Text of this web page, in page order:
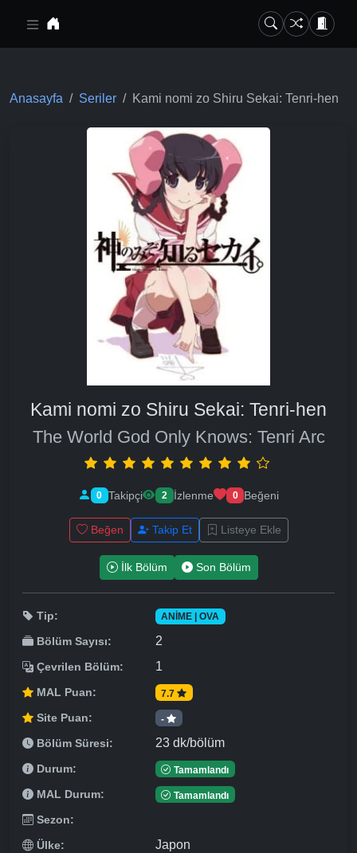
Anasayfa Seriler Kami nomi zo Shiru Sekai: Tenri-hen
Kami nomi zo Shiru Sekai: Tenri-hen
The World God Only Knows: Tenri Arc
0 Takipçi 2 İzlenme 0 Beğeni
Beğen Takip Et Listeye Ekle
İlk Bölüm Son Bölüm
Tip: ANIME | OVA
Bölüm Sayısı: 2
Çevrilen Bölüm: 1
MAL Puan: 7.7
Site Puan: -
Bölüm Süresi: 23 dk/bölüm
Durum: Tamamlandı
MAL Durum: Tamamlandı
Sezon:
Ülke:
Japon